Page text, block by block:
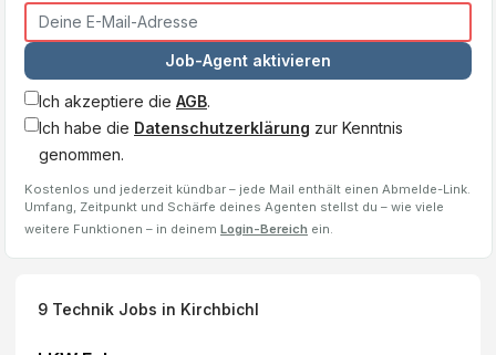
Job-Agent aktivieren
Ich akzeptiere die AGB.
Ich habe die Datenschutzerklärung zur Kenntnis
genommen.
Kostenlos und jederzeit kündbar – jede Mail enthält einen Abmelde-Link.
Umfang, Zeitpunkt und Schärfe deines Agenten stellst du – wie viele
weitere Funktionen – in deinem Login-Bereich ein.
9 Technik Jobs in Kirchbichl